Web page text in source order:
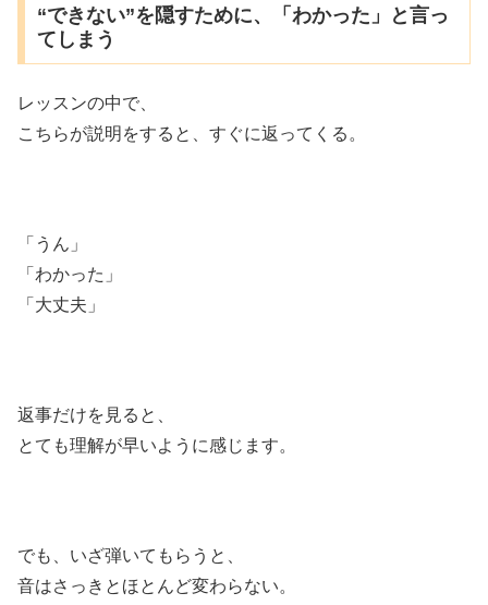
“できない”を隠すために、「わかった」と言っ
てしまう
レッスンの中で、
こちらが説明をすると、すぐに返ってくる。
「うん」
「わかった」
「大丈夫」
返事だけを見ると、
とても理解が早いように感じます。
でも、いざ弾いてもらうと、
音はさっきとほとんど変わらない。